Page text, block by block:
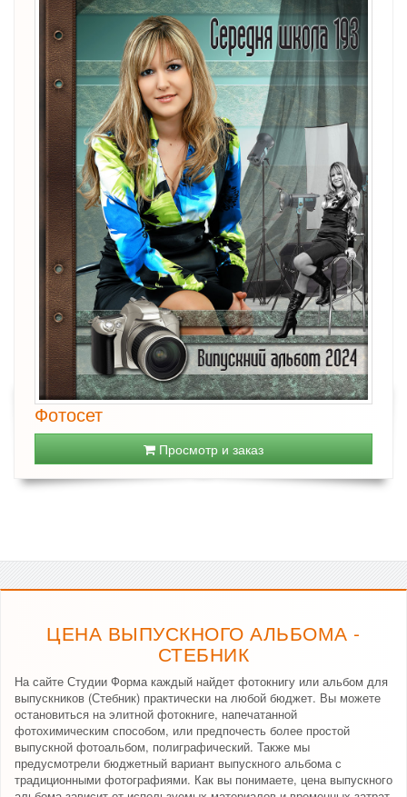
Фотосет
Просмотр и заказ
ЦЕНА ВЫПУСКНОГО АЛЬБОМА -
СТЕБНИК
На сайте Студии Форма каждый найдет фотокнигу или альбом для
выпускников (Стебник) практически на любой бюджет. Вы можете
остановиться на элитной фотокниге, напечатанной
фотохимическим способом, или предпочесть более простой
выпускной фотоальбом, полиграфический. Также мы
предусмотрели бюджетный вариант выпускного альбома с
традиционными фотографиями. Как вы понимаете, цена выпускного